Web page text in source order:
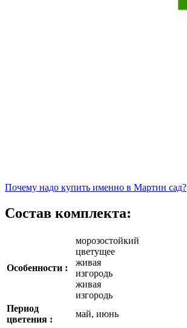
Почему надо купить именно в Мартин сад?
Состав комплекта:
Особенности :
морозостойкий
цветущее
живая
изгородь
живая
изгородь
Период
цветения :
май, июнь